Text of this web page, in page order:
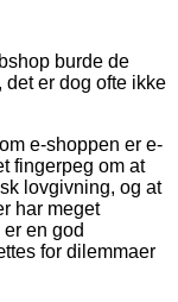
burde de
er dog ofte ikke
e-shoppen er e-
fingerpeg om at
lovgivning, og at
har meget
en god
for dilemmaer